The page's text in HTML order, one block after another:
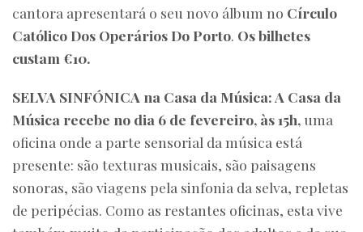
cantora apresentará o seu novo álbum no Círculo
Católico Dos Operários Do Porto. Os bilhetes
custam €10.
SELVA SINFÓNICA na Casa da Música: A Casa da
Música recebe no dia 6 de fevereiro, às 15h, uma
oficina onde a parte sensorial da música está
presente: são texturas musicais, são paisagens
sonoras, são viagens pela sinfonia da selva, repletas
de peripécias. Como as restantes oficinas, esta vive